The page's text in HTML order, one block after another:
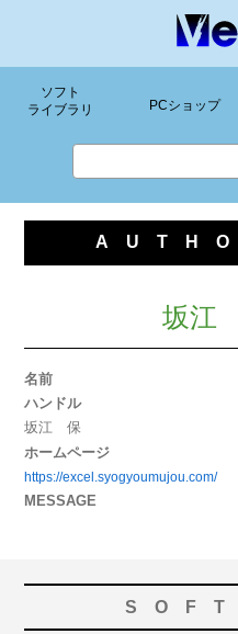
ソフト
ライブラリ
PCショップ
坂江
名前
ハンドル
坂江 保
ホームページ
https://excel.syogyoumujou.com/
MESSAGE